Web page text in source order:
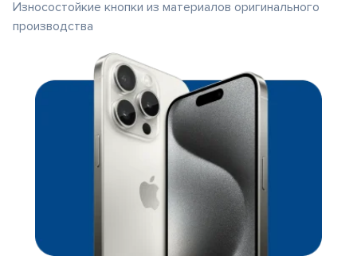
Износостойкие кнопки из материалов оригинального
производства